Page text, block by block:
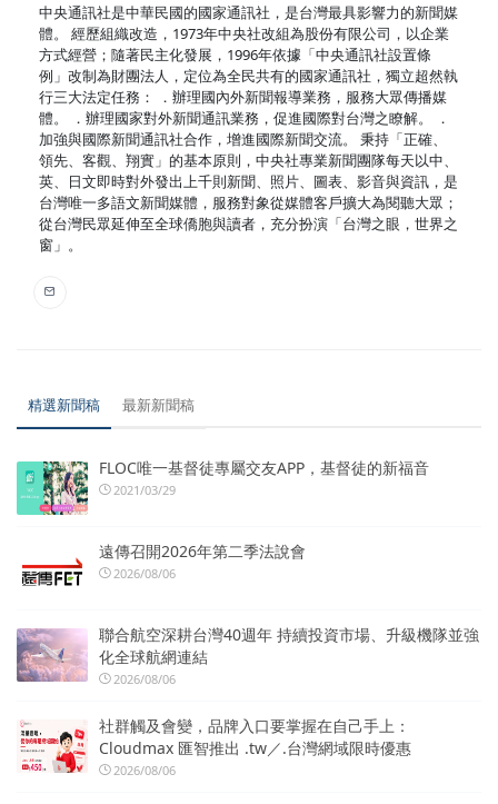
中央通訊社是中華民國的國家通訊社，是台灣最具影響力的新聞媒
體。 經歷組織改造，1973年中央社改組為股份有限公司，以企業
方式經營；隨著民主化發展，1996年依據「中央通訊社設置條
例」改制為財團法人，定位為全民共有的國家通訊社，獨立超然執
行三大法定任務： ．辦理國內外新聞報導業務，服務大眾傳播媒
體。 ．辦理國家對外新聞通訊業務，促進國際對台灣之瞭解。 ．
加強與國際新聞通訊社合作，增進國際新聞交流。 秉持「正確、
領先、客觀、翔實」的基本原則，中央社專業新聞團隊每天以中、
英、日文即時對外發出上千則新聞、照片、圖表、影音與資訊，是
台灣唯一多語文新聞媒體，服務對象從媒體客戶擴大為閱聽大眾；
從台灣民眾延伸至全球僑胞與讀者，充分扮演「台灣之眼，世界之
窗」。
精選新聞稿 最新新聞稿
FLOC唯一基督徒專屬交友APP，基督徒的新福音
2021/03/29
遠傳召開2026年第二季法說會
2026/08/06
聯合航空深耕台灣40週年 持續投資市場、升級機隊並強
化全球航網連結
2026/08/06
社群觸及會變，品牌入口要掌握在自己手上：
Cloudmax 匯智推出 .tw／.台灣網域限時優惠
2026/08/06